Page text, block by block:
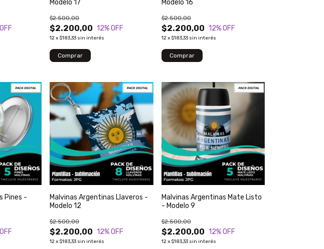
Modelo 17
$2.200,00
$2.500,00
12% OFF
12x $183,33 sin interés
Modelo 16
$2.200,00
$2.500,00
12% OFF
12 x $183,33 sin interés
Pines -
Malvinas Argentinas Llaveros -
Modelo 12
$2.200,00
$2.500,00
12% OFF
12x $183,33 sin interés
Malvinas Argentinas Mate Listo
- Modelo 9
$2.200,00
$2.500,00
12% OFF
12 x $183,33 sin interés